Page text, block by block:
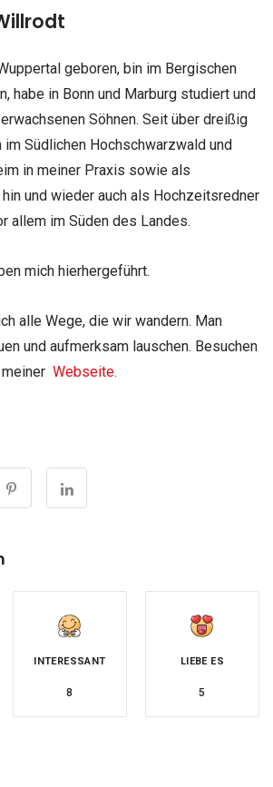
geboren, bin im Bergischen
habe in Bonn und Marburg studiert und
Söhnen. Seit über dreißig
im Südlichen Hochschwarzwald und
in meiner Praxis sowie als
und wieder auch als Hochzeitsredner
allem im Süden des Landes.
mich hierhergeführt.
alle Wege, die wir wandern. Man
und aufmerksam lauschen. Besuchen
Webseite.
INTERESSANT
8
LIEBE ES
5